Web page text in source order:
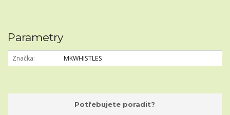
Parametry
Značka MKWHISTLES
Potřebujete poradit?